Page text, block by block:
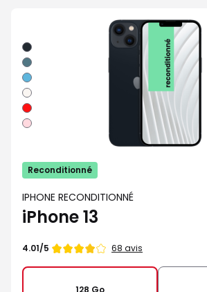
Minuit
Vert
Bleu
Lumiere
stellaire
Rouge
Rose
Reconditionné
IPHONE RECONDITIONNÉ
iPhone 13
Note
4.01/5 68 avis
128 Go